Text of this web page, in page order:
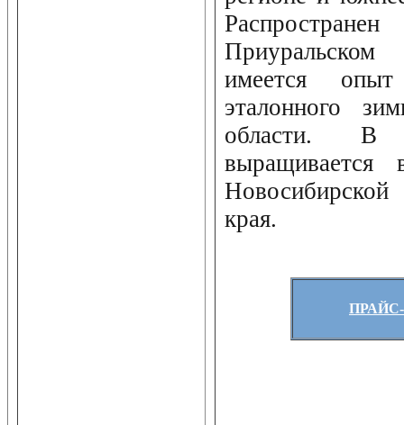
имеется
эталонного
области. В
выращивается
края.